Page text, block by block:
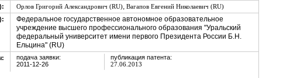
Орлов Григорий Александрович (RU), Вагапов Евгений Николаевич (RU)
Федеральное государственное автономное образовательное
учреждение высшего профессионального образования "Уральский
федеральный университет имени первого Президента России Б.Н.
Ельцина" (RU)
подача заявки:
2011-12-26
публикация патента:
27.06.2013